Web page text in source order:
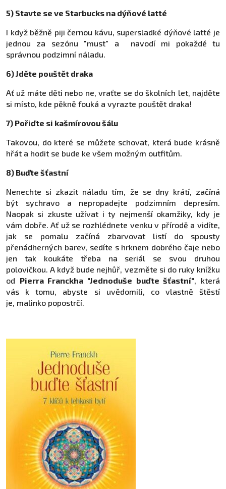
5) Stavte se ve Starbucks na dýňové latté
I když běžně piji černou kávu, supersladké dýňové latté je
jednou za sezónu "must" a navodí mi pokaždé tu
správnou podzimní náladu.
6) Jděte pouštět draka
Ať už máte děti nebo ne, vraťte se do školních let, najděte
si místo, kde pěkně fouká a vyrazte pouštět draka!
7) Pořiďte si kašmírovou šálu
Takovou, do které se můžete schovat, která bude krásně
hřát a hodit se bude ke všem možným outfitům.
8) Buďte šťastní
Nenechte si zkazit náladu tím, že se dny krátí, začíná
být sychravo a nepropadejte podzimním depresím.
Naopak si zkuste užívat i ty nejmenší okamžiky, kdy je
vám dobře. Ať už se rozhlédnete venku v přírodě a vidíte,
jak se pomalu začíná zbarvovat listí do spousty
přenádherných barev, sedíte s hrknem dobrého čaje nebo
jen tak koukáte třeba na seriál se svou druhou
polovičkou. A když bude nejhůř, vezměte si do ruky knížku
od Pierra Franckha "Jednoduše buďte šťastní", která
vás k tomu, abyste si uvědomili, co vlastně štěstí
je, malinko popostrčí.